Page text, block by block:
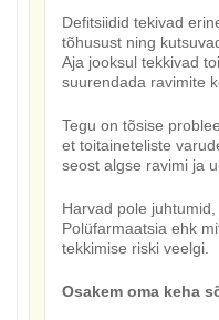
Defitsiidid tekivad
tõhusust ning
Aja jooksul tekkivad
suurendada ravimite
Tegu on tõsise
et toitaineteliste
seost algse ravimi ja
Harvad pole
Polüfarmaatsia ehk
tekkimise riski veelgi.
Osakem oma keha